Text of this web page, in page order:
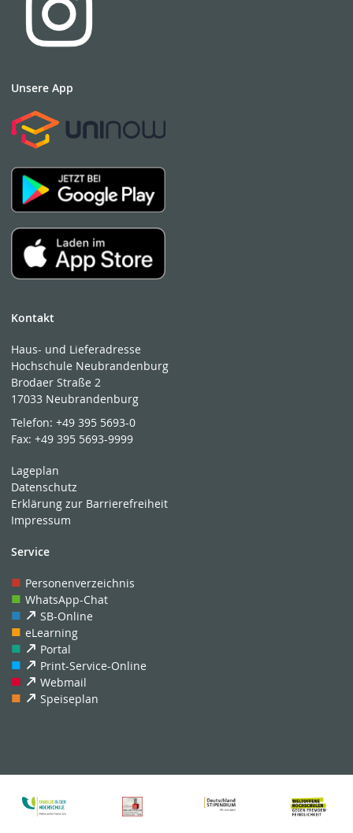
Unsere App
Kontakt
Haus- und Lieferadresse
Hochschule Neubrandenburg
Brodaer Straße 2
17033 Neubrandenburg
Telefon:+49 395 5693-0
Fax:+49 395 5693-9999
Lageplan
Datenschutz
Erklärung zur Barrierefreiheit
Impressum
Service
Personenverzeichnis
WhatsApp-Chat
SB-Online
eLearning
Portal
Print-Service-Online
Webmail
Speiseplan